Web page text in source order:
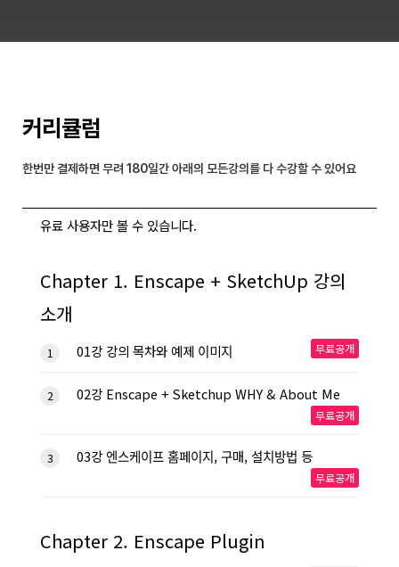
커리큘럼
한번만 결제하면 무려 180일간 아래의 모든강의를 다 수강할 수 있어요
유료 사용자만 볼 수 있습니다.
Chapter 1. Enscape + SketchUp 강의
소개
1 01강 강의 목차와 예제 이미지 무료공개
2 02강 Enscape + Sketchup WHY & About Me
무료공개
3 03강 엔스케이프 홈페이지, 구매, 설치방법 등
무료공개
Chapter 2. Enscape Plugin